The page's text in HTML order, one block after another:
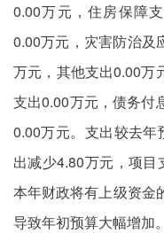
0.00万元，住房保障
0.00万元，灾害防治及
万元，其他支出0.00万
支出0.00万元，债务付
0.00万元。支出较去年
出减少4.80万元，项
本年财政将有上级资金
导致年初预算大幅增加。